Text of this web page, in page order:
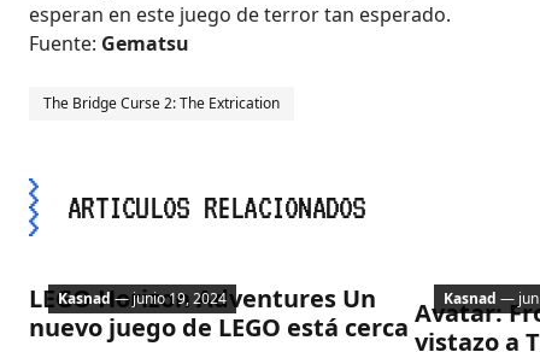
esperan en este juego de terror tan esperado.
Fuente: Gematsu
The Bridge Curse 2: The Extrication
ARTICULOS RELACIONADOS
LEGO Horizon Adventures Un
nuevo juego de LEGO está cerca
Kasnad — junio 19, 2024
Avatar:
vistazo a
Kasnad —